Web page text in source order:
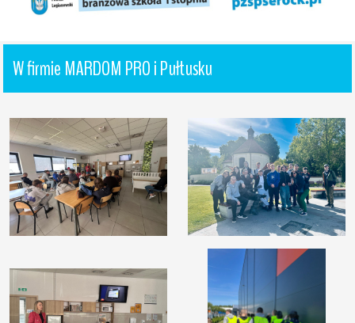
W firmie MARDOM PRO i Pułtusku